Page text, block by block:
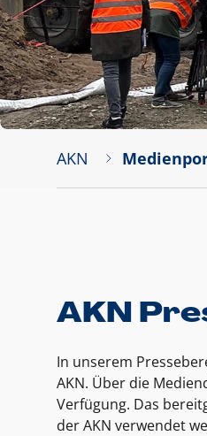
AKN
AKN
In unserem
AKN. Über die
Verfügung. Das
der AKN verwendet